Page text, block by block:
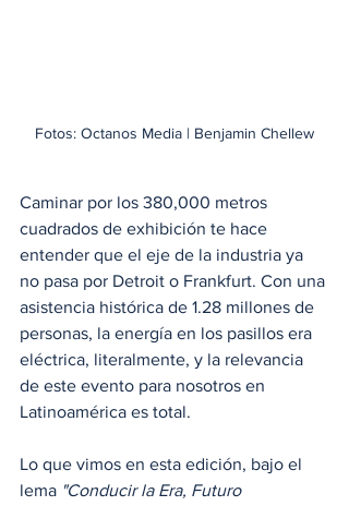
Fotos: Octanos Media | Benjamin Chellew
Caminar por los 380,000 metros
cuadrados de exhibición te hace
entender que el eje de la industria ya
no pasa por Detroit o Frankfurt. Con una
asistencia histórica de 1.28 millones de
personas, la energía en los pasillos era
eléctrica, literalmente, y la relevancia
de este evento para nosotros en
Latinoamérica es total.
Lo que vimos en esta edición, bajo el
lema "Conducir la Era, Futuro